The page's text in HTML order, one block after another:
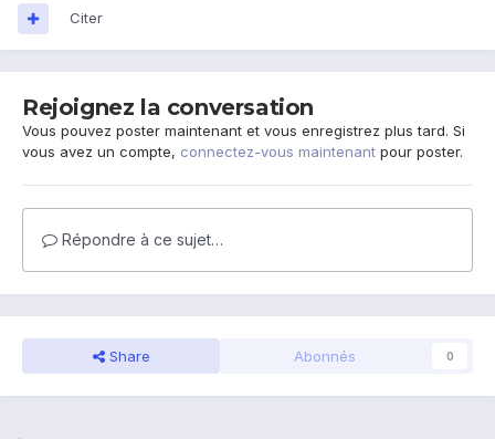
Citer
Rejoignez la conversation
Vous pouvez poster maintenant et vous enregistrez plus tard. Si
vous avez un compte, connectez-vous maintenant pour poster.
Répondre à ce sujet…
Share Abonnés 0